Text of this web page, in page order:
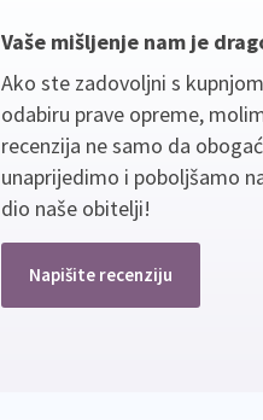
Vaše mišljenje nam je
Ako ste zadovoljni s
odabiru prave opreme,
recenzija ne samo da
unaprijedimo i poboljšamo
dio naše obitelji!
Napišite recenziju